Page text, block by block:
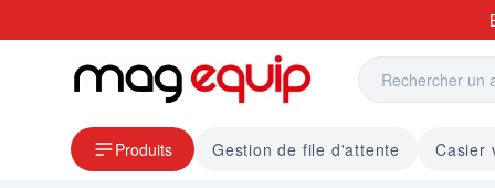
Produits Gestion de file d'attente Casier